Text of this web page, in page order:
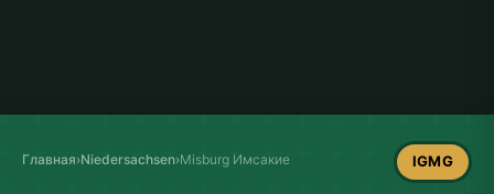
Главная›Niedersachsen›Misburg Имсакие IGMG